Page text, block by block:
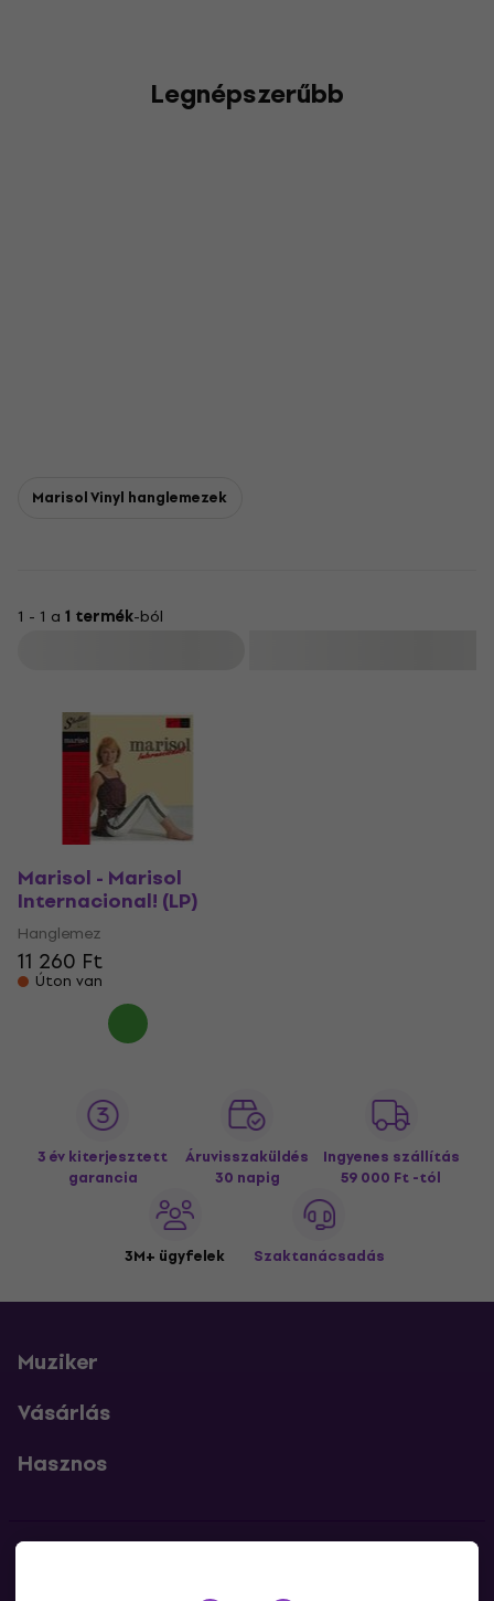
Legnépszerűbb
Marisol Vinyl hanglemezek
1 - 1 a 1 termék-ból
Marisol - Marisol
Internacional! (LP)
Hanglemez
11 260 Ft
Úton van
3 év kiterjesztett
garancia
Áruvisszaküldés
30 napig
Ingyenes szállítás
59 000 Ft -tól
3M+ ügyfelek Szaktanácsadás
Muziker
Vásárlás
Hasznos